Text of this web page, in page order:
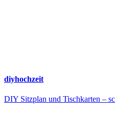
diyhochzeit
DIY Sitzplan und Tischkarten –